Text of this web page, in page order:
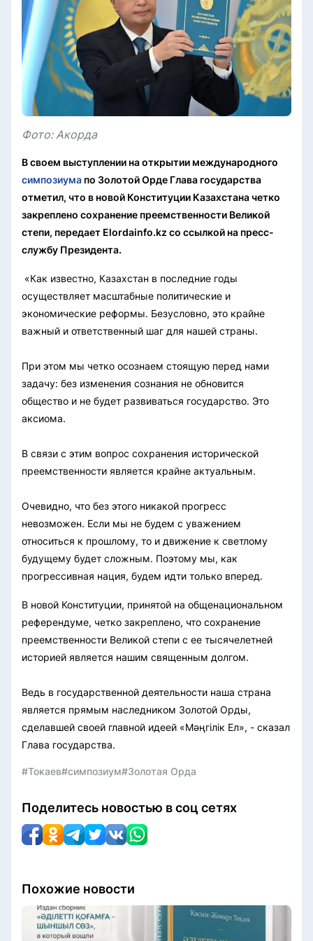
Фото: Акорда
В своем выступлении на открытии международного
симпозиума по Золотой Орде Глава государства
отметил, что в новой Конституции Казахстана четко
закреплено сохранение преемственности Великой
степи, передает Elordainfo.kz со ссылкой на пресс-
службу Президента.
«Как известно, Казахстан в последние годы
осуществляет масштабные политические и
экономические реформы. Безусловно, это крайне
важный и ответственный шаг для нашей страны.
При этом мы четко осознаем стоящую перед нами
задачу: без изменения сознания не обновится
общество и не будет развиваться государство. Это
аксиома.
В связи с этим вопрос сохранения исторической
преемственности является крайне актуальным.
Очевидно, что без этого никакой прогресс
невозможен. Если мы не будем с уважением
относиться к прошлому, то и движение к светлому
будущему будет сложным. Поэтому мы, как
прогрессивная нация, будем идти только вперед.
В новой Конституции, принятой на общенациональном
референдуме, четко закреплено, что сохранение
преемственности Великой степи с ее тысячелетней
историей является нашим священным долгом.
Ведь в государственной деятельности наша страна
является прямым наследником Золотой Орды,
сделавшей своей главной идеей «Мәңгілік Ел», - сказал
Глава государства.
#Токаев#симпозиум#Золотая Орда
Поделитесь новостью в соц сетях
Похожие новости